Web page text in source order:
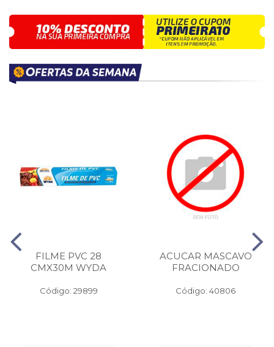
FILME PVC 28
CMX30M WYDA
Código: 29899
ACUCAR MASCAVO
FRACIONADO
Código: 40806